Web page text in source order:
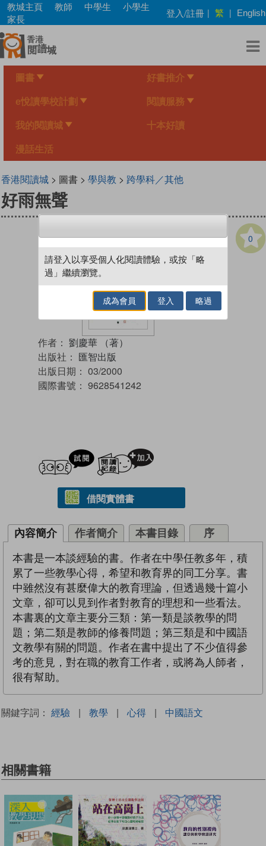
Skip
main
content
教城主頁 教師 中學生
小學生
家長
登入/註冊 | 繁 | English
圖書 好書推介
e悅讀學校計劃 閱讀服務
我的閱讀城 十本好讀
漫話生活
香港閱讀城> 圖書 > 學與教 > 跨學科／其他
好雨無聲
0
作者： 劉慶華 （著）
出版社： 匯智出版
出版日期： 03/2000
國際書號： 9628541242
試閲
借閱實體書
內容簡介 作者簡介 本書目錄 序
本書是一本談經驗的書。作者在中學任教多年，積
累了一些教學心得，希望和教育界的同工分享。書
中雖然沒有甚麼偉大的教育理論，但透過幾十篇小
文章，卻可以見到作者對教育的理想和一些看法。
本書裏的文章主要分三類：第一類是談教學的問
題；第二類是教師的修養問題；第三類是和中國語
文教學有關的問題。作者在書中提出了不少值得參
考的意見，對在職的教育工作者，或將為人師者，
很有幫助。
關鍵字詞： 經驗 | 教學 | 心得 | 中國語文
相關書籍
請登入以享受個人化閱讀體驗，或按「略
過」繼續瀏覽。
成為會員 登入 略過